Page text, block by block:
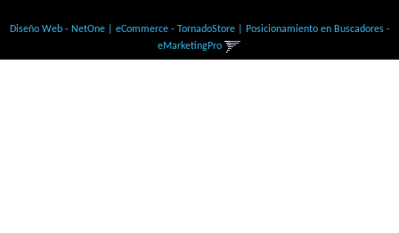
Diseño Web - NetOne| eCommerce - TornadoStore|
Posicionamiento en Buscadores -
eMarketingPro